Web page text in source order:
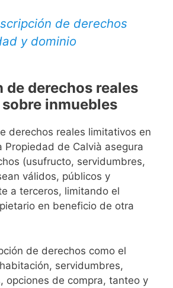
de derechos
y dominio
de derechos reales
inmuebles
derechos reales limitativos en
Propiedad de Calvià asegura
(usufructo, servidumbres,
válidos, públicos y
a terceros, limitando el
en beneficio de otra
de derechos como el
servidumbres,
opciones de compra, tanteo y